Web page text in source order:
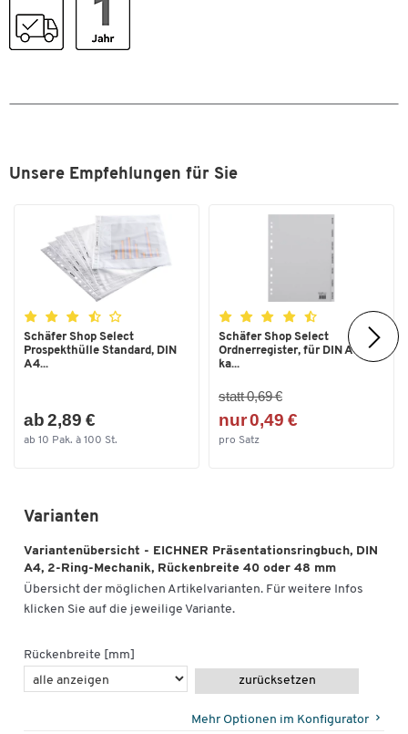
Unsere Empfehlungen für Sie
Schäfer Shop Select
Prospekthülle Standard, DIN
A4...
ab 2,89 €
ab 10 Pak. à 100 St.
Schäfer Shop Select
Ordnerregister, für DIN A4,
ka...
statt 0,69 €
nur 0,49 €
pro Satz
Varianten
Variantenübersicht - EICHNER Präsentationsringbuch, DIN
A4, 2-Ring-Mechanik, Rückenbreite 40 oder 48 mm
Übersicht der möglichen Artikelvarianten. Für weitere Infos
klicken Sie auf die jeweilige Variante.
Rückenbreite [mm]
zurücksetzen
Mehr Optionen im Konfigurator